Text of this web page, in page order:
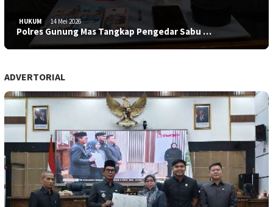
HUKUM 14 Mei 2026
Polres Gunung Mas Tangkap Pengedar Sabu …
ADVERTORIAL